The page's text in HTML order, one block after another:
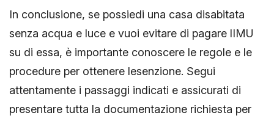
In conclusione, se possiedi una casa disabitata
senza acqua e luce e vuoi evitare di pagare lIMU
su di essa, è importante conoscere le regole e le
procedure per ottenere lesenzione. Segui
attentamente i passaggi indicati e assicurati di
presentare tutta la documentazione richiesta per